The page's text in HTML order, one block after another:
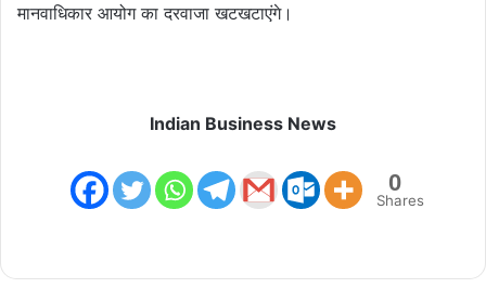
मानवाधिकार आयोग का दरवाजा खटखटाएंगे।
Indian Business News
0
Shares